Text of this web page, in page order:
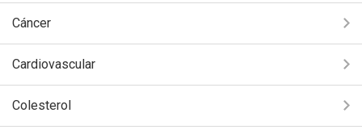
Cáncer
Cardiovascular
Colesterol